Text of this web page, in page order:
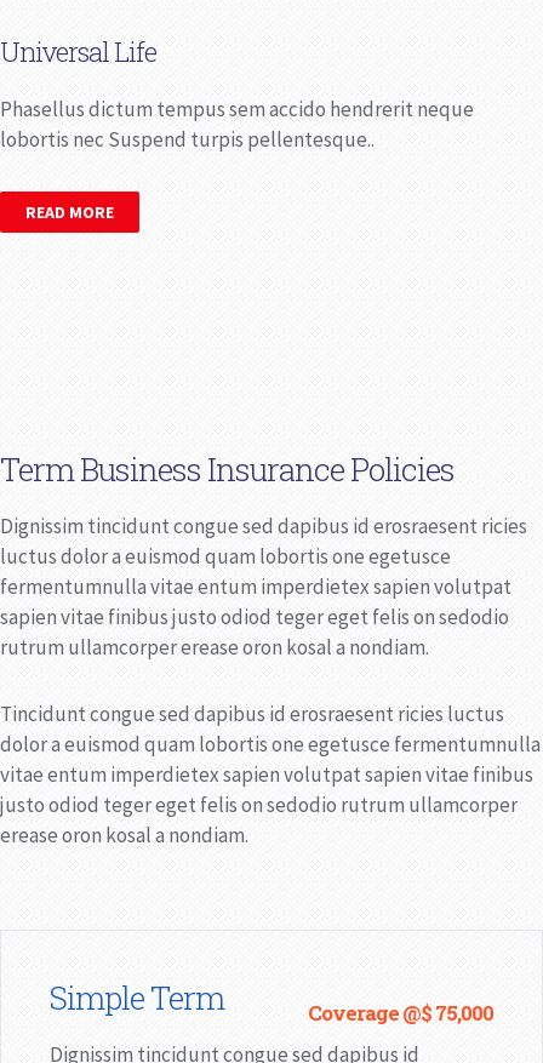
Universal Life
Phasellus dictum tempus sem accido hendrerit neque
lobortis nec Suspend turpis pellentesque..
READ MORE
Term Business Insurance Policies
Dignissim tincidunt congue sed dapibus id erosraesent ricies
luctus dolor a euismod quam lobortis one egetusce
fermentumnulla vitae entum imperdietex sapien volutpat
sapien vitae finibus justo odiod teger eget felis on sedodio
rutrum ullamcorper erease oron kosal a nondiam.
Tincidunt congue sed dapibus id erosraesent ricies luctus
dolor a euismod quam lobortis one egetusce fermentumnulla
vitae entum imperdietex sapien volutpat sapien vitae finibus
justo odiod teger eget felis on sedodio rutrum ullamcorper
erease oron kosal a nondiam.
Simple Term Coverage @$ 75,000
Dignissim tincidunt congue sed dapibus id